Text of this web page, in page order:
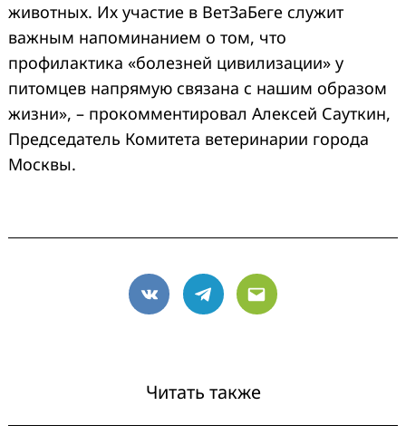
животных. Их участие в ВетЗаБеге служит
важным напоминанием о том, что
профилактика «болезней цивилизации» у
питомцев напрямую связана с нашим образом
жизни», – прокомментировал Алексей Сауткин,
Председатель Комитета ветеринарии города
Москвы.
VK Telegram
Email
Читать также